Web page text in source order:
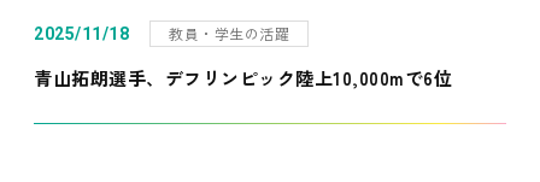
2025/11/18 教員・学生の活躍
青山拓朗選手、デフリンピック陸上10,000mで6位